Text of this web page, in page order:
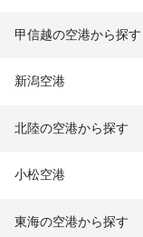
甲信越の空港から探す
新潟空港
北陸の空港から探す
小松空港
東海の空港から探す